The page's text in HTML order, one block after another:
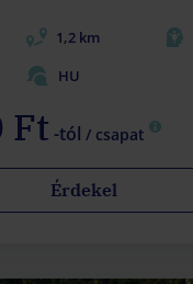
1,2 km
HU
Ft -tól / csapat
Érdekel